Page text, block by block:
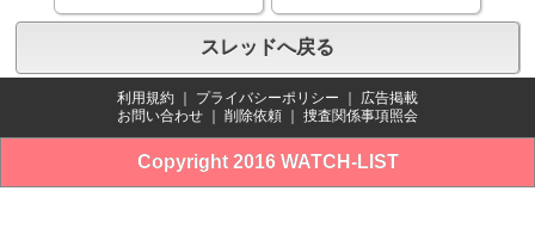
スレッドへ戻る
利用規約 プライバシーポリシー
広告掲載
お問い合わせ
削除依頼 捜査関係事項照会
Copyright 2016 WATCH-LIST